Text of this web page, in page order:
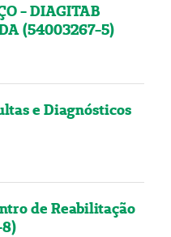
- DIAGITAB
(54003267-5)
e Diagnósticos
de Reabilitação